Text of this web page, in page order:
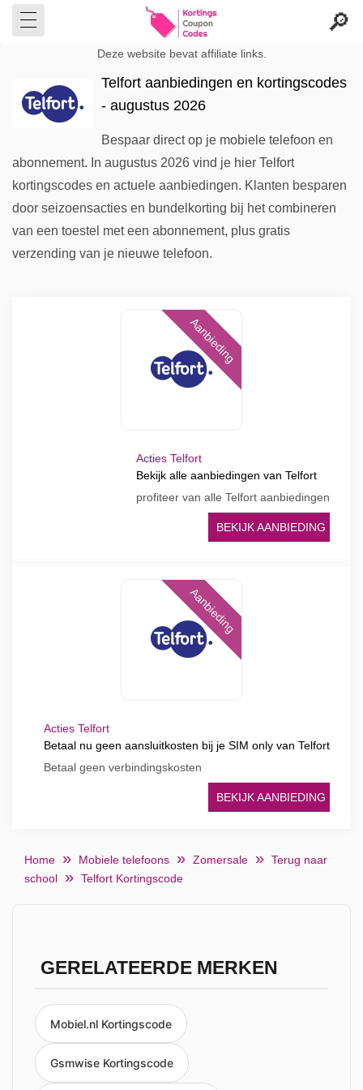
Deze website bevat affiliate links.
Telfort aanbiedingen en kortingscodes
- augustus 2026
Bespaar direct op je mobiele telefoon en
abonnement. In augustus 2026 vind je hier Telfort
kortingscodes en actuele aanbiedingen. Klanten besparen
door seizoensacties en bundelkorting bij het combineren
van een toestel met een abonnement, plus gratis
verzending van je nieuwe telefoon.
Aanbieding
Acties Telfort
Bekijk alle aanbiedingen van Telfort
profiteer van alle Telfort aanbiedingen
BEKIJK AANBIEDING
Aanbieding
Acties Telfort
Betaal nu geen aansluitkosten bij je SIM only van Telfort
Betaal geen verbindingskosten
BEKIJK AANBIEDING
Home Mobiele telefoons Zomersale
Terug naar
school
Telfort Kortingscode
GERELATEERDE MERKEN
Mobiel.nl Kortingscode
Gsmwise Kortingscode